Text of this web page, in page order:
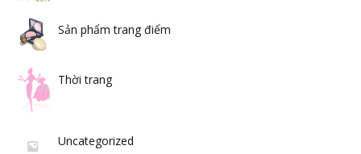
Sản phẩm trang điểm
Thời trang
Uncategorized